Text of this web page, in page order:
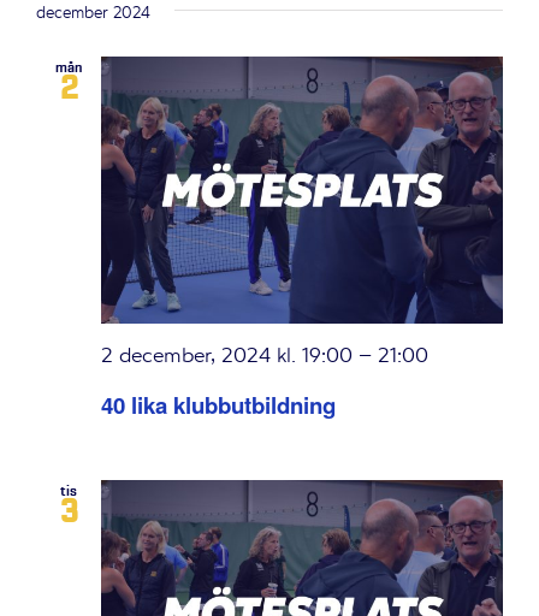
december 2024
mån
2
40 lika klubbutbildning
2 december, 2024 kl. 19:00 – 21:00
tis
3